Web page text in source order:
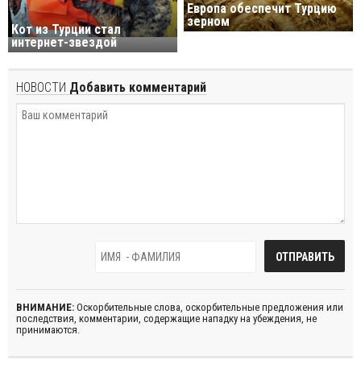
Кот из Турции стал
интернет-звездой
Европа обеспечит Турцию
зерном
НОВОСТИ Добавить комментарий
ВНИМАНИЕ: Оскорбительные слова, оскорбительные предложения или
последствия, комментарии, содержащие нападку на убеждения, не
принимаются.